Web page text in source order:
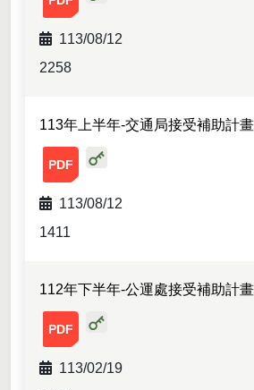
113/08/12
2258
113年上半年-交通局接受補助計
113年上半年-交通局接受補助計
113/08/12
1411
112年下半年-公運處接受補助計
112年下半年-公運處接受補助計
113/02/19